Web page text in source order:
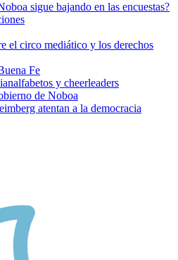
sigue bajando en las encuestas?
el circo mediático y los derechos
Fe
y cheerleaders
de Noboa
atentan a la democracia